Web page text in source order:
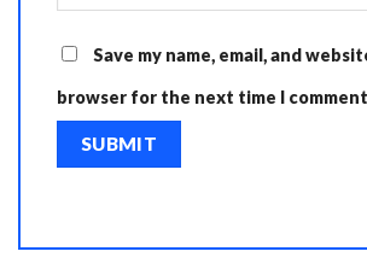
Save my name, email, and
browser for the next time I